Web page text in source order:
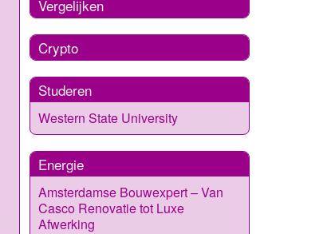
Vergelijken
Crypto
Studeren
Western State University
Energie
Amsterdamse Bouwexpert – Van
Casco Renovatie tot Luxe
Afwerking